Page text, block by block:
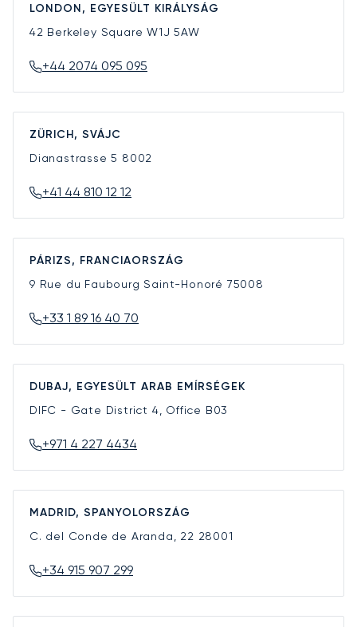
LONDON, EGYESÜLT KIRÁLYSÁG
42 Berkeley SquareW1J 5AW
+44 2074 095 095
ZÜRICH, SVÁJC
Dianastrasse 5 8002
+41 44 810 12 12
PÁRIZS, FRANCIAORSZÁG
9 Rue du Faubourg Saint-Honoré 75008
+33 1 89 16 40 70
DUBAJ, EGYESÜLT ARAB EMÍRSÉGEK
DIFC - Gate District 4, Office B03
+971 4 227 4434
MADRID, SPANYOLORSZÁG
C. del Conde de Aranda, 22 28001
+34 915 907 299